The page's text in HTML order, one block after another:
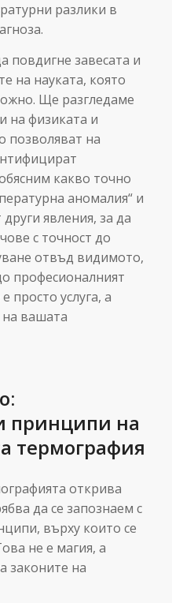
разлики в
повдигне завесата и
на науката, която
Ще разгледаме
на физиката и
позволяват на
какво точно
аномалия“ и
явления, за да
с точност до
отвъд видимото,
професионалният
просто услуга, а
вашата
принципи на
термография
открива
да се запознаем с
върху които се
не е магия, а
законите на